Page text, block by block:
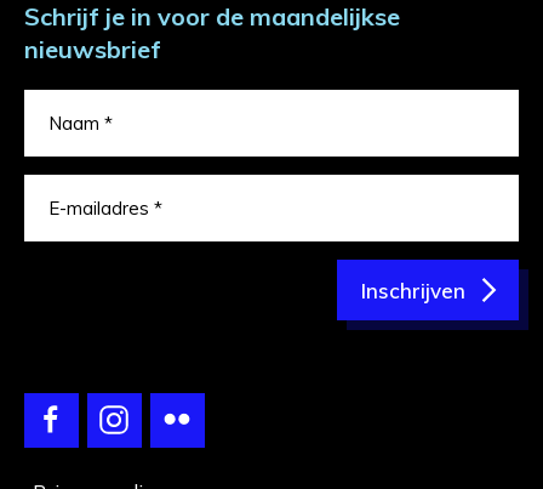
Schrijf je in voor de maandelijkse
nieuwsbrief
Inschrijven